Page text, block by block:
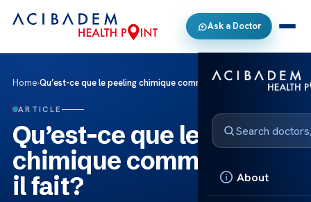
Ask a Doctor
About
Home›Qu’est-ce que le peeling chimique comment est-il fait?
ARTICLE
Qu’est-ce que le peeling
chimique comment est-
il fait?